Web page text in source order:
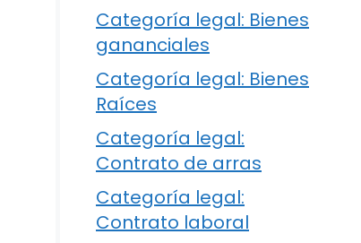
Categoría legal: Bienes
gananciales
Categoría legal: Bienes
Raíces
Categoría legal:
Contrato de arras
Categoría legal:
Contrato laboral